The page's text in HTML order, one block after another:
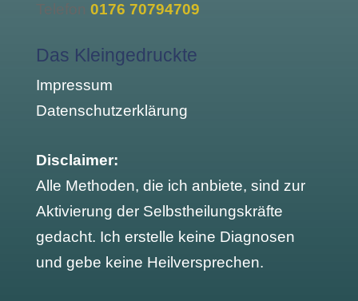
Telefon 0176 70794709
Das Kleingedruckte
Impressum
Datenschutzerklärung
Disclaimer:
Alle Methoden, die ich anbiete, sind zur
Aktivierung der Selbstheilungskräfte
gedacht. Ich erstelle keine Diagnosen
und gebe keine Heilversprechen.